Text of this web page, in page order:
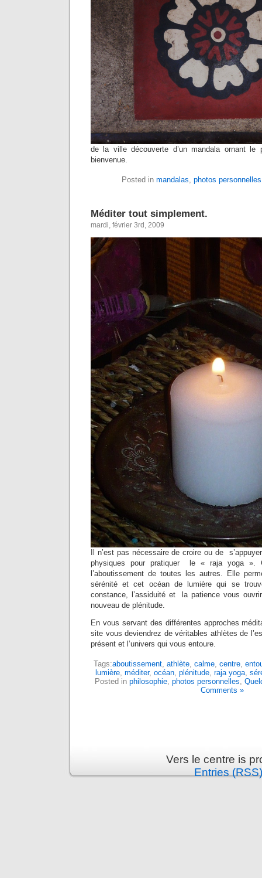
de la ville découverte d’un mandala ornant
bienvenue.
Posted in mandalas photos personnelles
Méditer tout simplement.
mardi, février 3rd, 2009
Il n’est pas nécessaire de croire ou de
physiques pour pratiquer le « raja yoga ».
l’aboutissement de toutes les autres. Elle
sérénité et cet océan de lumière qui se
constance, l’assiduité et la patience vous
nouveau de plénitude.
En vous servant des différentes approches
site vous deviendrez de véritables athlètes de
présent et l’univers qui vous entoure.
Tags:aboutissement athlète calme centre
lumière, méditer, océan, plénitude, raja yoga,
Posted in philosophie photos personnelles
Comments »
Vers le centre is
Entries (RSS)